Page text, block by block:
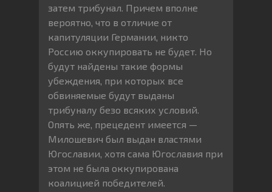
затем трибунал. Причем вполне
вероятно, что в отличие от
капитуляции Германии, никто
Россию оккупировать не будет. Но
будут найдены такие формы
убеждения, при которых все
обвиняемые будут выданы
трибуналу безо всяких условий.
Опять же, прецедент имеется —
Милошевич был выдан властями
Югославии, хотя сама Югославия при
этом не была оккупирована
коалицией победителей.